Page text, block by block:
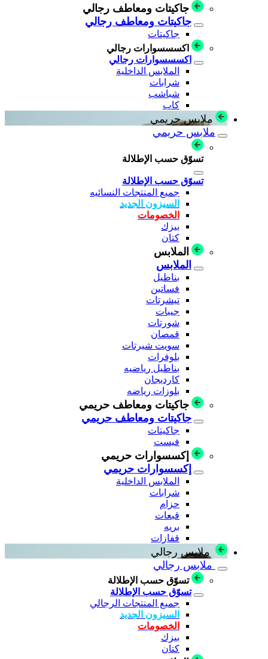
جاكيتات ومعاطف رجالي
جاكيتات ومعاطف رجالي
جاكيتات
اكسسسوارات رجالي
اكسسسوارات رجالي
الملابس الداخلية
شرابات
شباشب
كاب
ملابس حريمي
ملابس حريمي
تسوّق حسب الإطلالة
تسوّق حسب الإطلالة
جميع المنتجات النسائيه
السيزون الجديد
الخصومات
بيزك
كتان
الملابس
الملابس
بناطيل
فساتين
تيشرتات
جيبات
شورتات
قمصان
سويت شيرتات
بلوفرات
بناطيل رياضيه
كارديجان
بلوزات رياضه
جاكيتات ومعاطف حريمي
جاكيتات ومعاطف حريمي
جاكيتات
فيست
إكسسوارات حريمي
إكسسوارات حريمي
الملابس الداخلية
شرابات
حزام
قبعات
بريه
قفازات
ملابس رجالي
ملابس رجالي
تسوّق حسب الإطلالة
تسوّق حسب الإطلالة
جميع المنتجات الرجالي
السيزون الجديد
الخصومات
بيزك
كتان